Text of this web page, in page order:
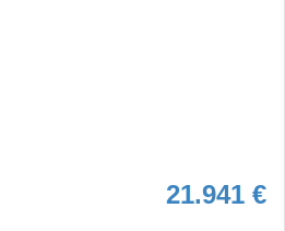
21.941 €